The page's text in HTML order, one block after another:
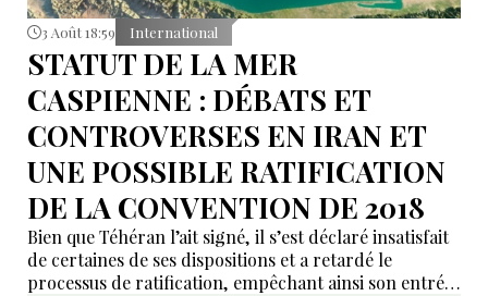
3 Août 18:59 International
STATUT DE LA MER
CASPIENNE : DÉBATS ET
CONTROVERSES EN IRAN ET
UNE POSSIBLE RATIFICATION
DE LA CONVENTION DE 2018
Bien que Téhéran l’ait signé, il s’est déclaré insatisfait
de certaines de ses dispositions et a retardé le
processus de ratification, empêchant ainsi son entrée